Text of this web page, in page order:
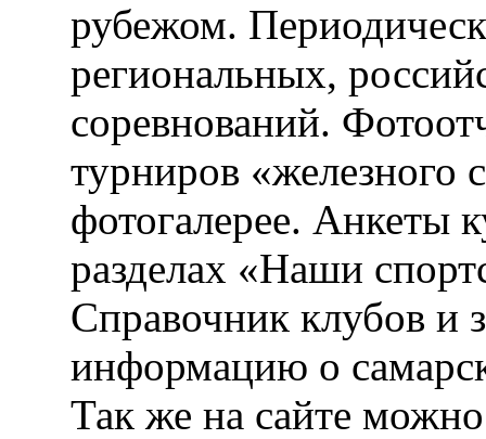
рубежом.
региональных,
соревнований.
турниров «железного
фотогалерее. Анкеты
разделах «Наши
Справочник клубов и
информацию о
Так же на сайте